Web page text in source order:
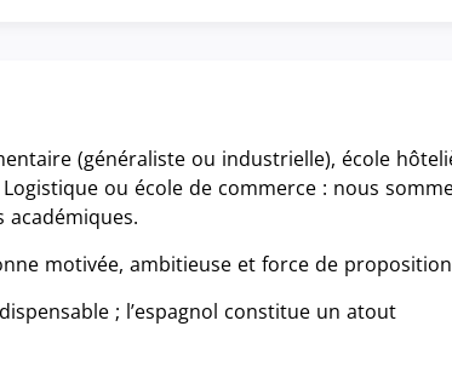
(généraliste ou industrielle), école
ou école de commerce : nous
motivée, ambitieuse et force de
; l’espagnol constitue un atout